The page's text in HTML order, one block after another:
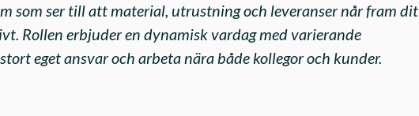
som ser till att material, utrustning och leveranser når fram dit
Rollen erbjuder en dynamisk vardag med varierande
eget ansvar och arbeta nära både kollegor och kunder.